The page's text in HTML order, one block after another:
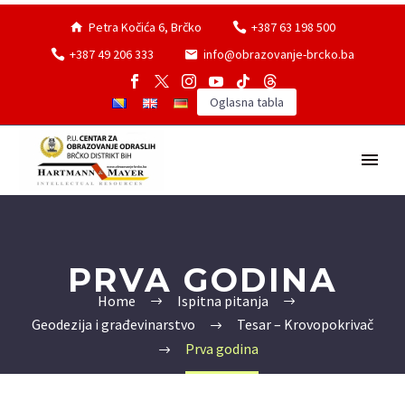
Petra Kočića 6, Brčko
+387 63 198 500
+387 49 206 333
info@obrazovanje-brcko.ba
Oglasna tabla
PRVA GODINA
Home
Ispitna pitanja
Geodezija i građevinarstvo
Tesar – Krovopokrivač
Prva godina